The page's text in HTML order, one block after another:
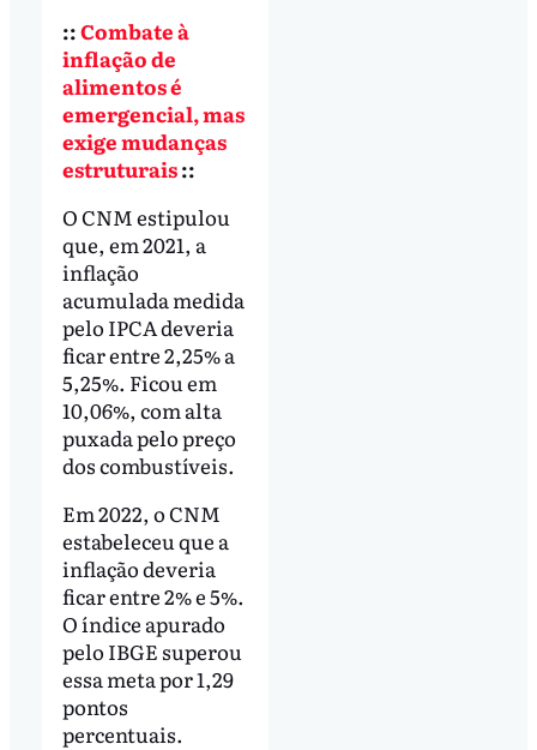
::Combate à
inflação de
alimentos é
emergencial, mas
exige mudanças
estruturais::
O CNM estipulou
que, em 2021, a
inflação
acumulada medida
pelo IPCA deveria
ficar entre 2,25% a
5,25%. Ficou em
10,06%, com alta
puxada pelo preço
dos combustíveis.
Em 2022, o CNM
estabeleceu que a
inflação deveria
ficar entre 2% e 5%.
O índice apurado
pelo IBGE superou
essa meta por 1,29
pontos
percentuais.